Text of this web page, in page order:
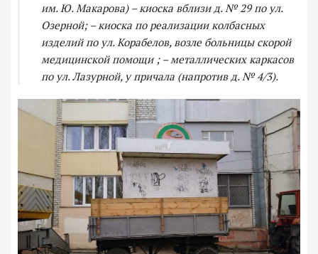
им. Ю. Макарова) – киоска вблизи д. № 29 по ул.
Озерной; – киоска по реализации колбасных
изделий по ул. Корабелов, возле больницы скорой
медицинской помощи ; – металлических каркасов
по ул. Лазурной, у причала (напротив д. № 4/3).